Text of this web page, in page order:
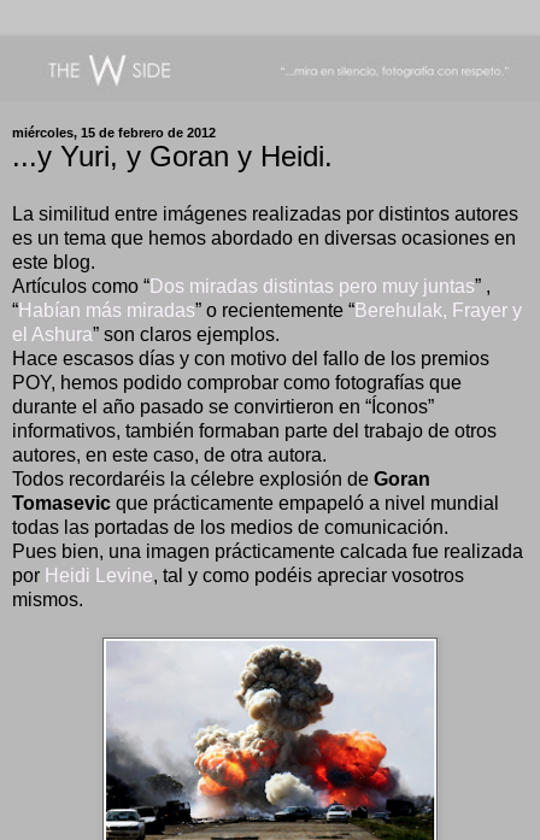
miércoles, 15 de febrero de 2012
...y Yuri, y Goran y Heidi.
La similitud entre imágenes realizadas por distintos autores
es un tema que hemos abordado en diversas ocasiones en
este blog.
Artículos como “Dos miradas distintas pero muy juntas” ,
“Habían más miradas” o recientemente “Berehulak, Frayer y
el Ashura” son claros ejemplos.
Hace escasos días y con motivo del fallo de los premios
POY, hemos podido comprobar como fotografías que
durante el año pasado se convirtieron en “Íconos”
informativos, también formaban parte del trabajo de otros
autores, en este caso, de otra autora.
Todos recordaréis la célebre explosión de Goran
Tomasevic que prácticamente empapeló a nivel mundial
todas las portadas de los medios de comunicación.
Pues bien, una imagen prácticamente calcada fue realizada
por Heidi Levine, tal y como podéis apreciar vosotros
mismos.